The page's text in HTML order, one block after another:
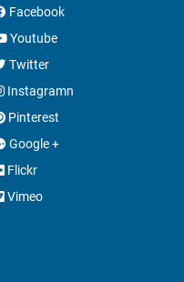
Facebook
Youtube
Twitter
Instagramn
Pinterest
Google +
Flickr
Vimeo